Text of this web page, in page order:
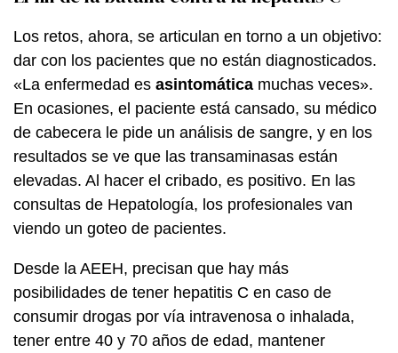
Los retos, ahora, se articulan en torno a un objetivo:
dar con los pacientes que no están diagnosticados.
«La enfermedad es asintomática muchas veces».
En ocasiones, el paciente está cansado, su médico
de cabecera le pide un análisis de sangre, y en los
resultados se ve que las transaminasas están
elevadas. Al hacer el cribado, es positivo. En las
consultas de Hepatología, los profesionales van
viendo un goteo de pacientes.
Desde la AEEH, precisan que hay más
posibilidades de tener hepatitis C en caso de
consumir drogas por vía intravenosa o inhalada,
tener entre 40 y 70 años de edad, mantener